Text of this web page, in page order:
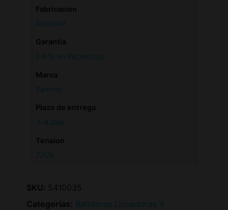
Nacional
1 Año en Recambios
Sammic
3-4 Días
220V
SKU: 5410035
Categorías: Batidoras Licuadoras Y